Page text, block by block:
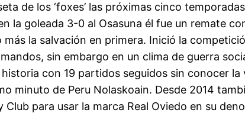
de los ‘foxes’ las próximas cinco
la goleada 3-0 al Osasuna él fue un remate
la salvación en primera. Inició la
sin embargo en un clima de guerra
con 19 partidos seguidos sin conocer
minuto de Peru Nolaskoain. Desde 2014
para usar la marca Real Oviedo en su